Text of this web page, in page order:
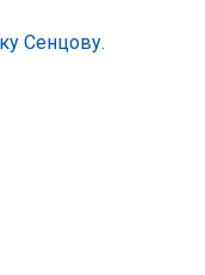
Сенцову.